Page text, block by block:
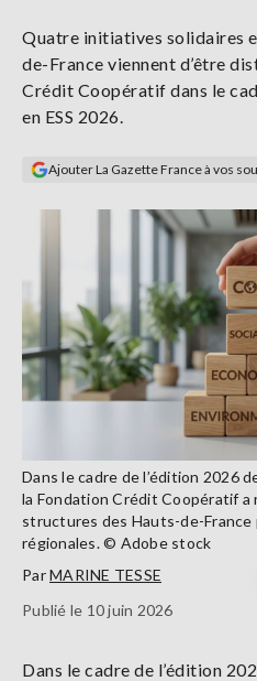
Se
connecter
S'abonner
Quatre initiatives solidaires
de-France viennent d’être
Crédit Coopératif dans le
en ESS 2026.
Ajouter La Gazette France à vos
Dans le cadre de l’édition 2026
la Fondation Crédit Coopératif a
structures des Hauts-de-France
régionales. © Adobe stock
ParMARINE TESSE
Publié le 10 juin 2026
Dans le cadre de l’édition